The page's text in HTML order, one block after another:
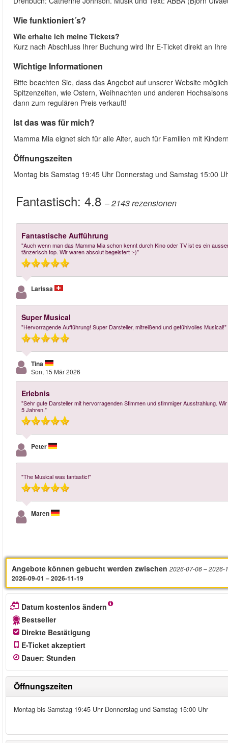
Wie funktioniert´s?
Wie erhalte ich meine Tickets?
Kurz nach Abschluss Ihrer Buchung wird Ihr E-Ticket direkt an
Wichtige Informationen
Bitte beachten Sie, dass das Angebot auf unserer Website
Spitzenzeiten, wie Ostern, Weihnachten und anderen
dann zum regulären Preis verkauft!
Ist das was für mich?
Mamma Mia eignet sich für alle Alter, auch für Familien mit
Öffnungszeiten
Montag bis Samstag 19:45 Uhr Donnerstag und Samstag 15:00
Fantastisch: 4.8 – 2143rezensionen
Fantastische Aufführung
"Auch wenn man das Mamma Mia schon kennt durch Kino oder TV ist es ein
tänzerisch top. Wir waren absolut begeistert :-)"
Larissa
Super Musical
"Hervorragende Aufführung! Super Darsteller, mitreißend und gefühlvolles Musical!"
Tina
Son, 15 Mär 2026
Erlebnis
"Sehr gute Darsteller mit hervorragenden Stimmen und stimmiger Ausstrahlung.
5 Jahren."
Peter
"The Musical was fantastic!"
Maren
Angebote können gebucht werden zwischen 2026-07-06– 2026-
2026-09-01 – 2026-11-19
Datum kostenlos ändern
Bestseller
Direkte Bestätigung
E-Ticket akzeptiert
Dauer: Stunden
Öffnungszeiten
Montag bis Samstag 19:45 Uhr Donnerstag und Samstag 15:00 Uhr